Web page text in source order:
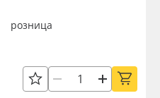
розница